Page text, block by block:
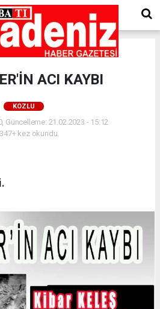
ACI KAYBI
KOZLU
Güncelleme: 21.02.2023 - 15:12
kez okundu.